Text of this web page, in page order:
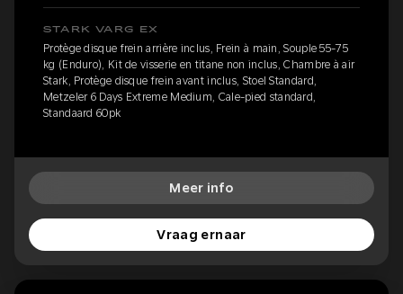
STARK VARG EX
Protège disque frein arrière inclus, Frein à main, Souple 55-75
kg (Enduro), Kit de visserie en titane non inclus, Chambre à air
Stark, Protège disque frein avant inclus, Stoel Standard,
Metzeler 6 Days Extreme Medium, Cale-pied standard,
Standaard 60pk
Meer info
Vraag ernaar